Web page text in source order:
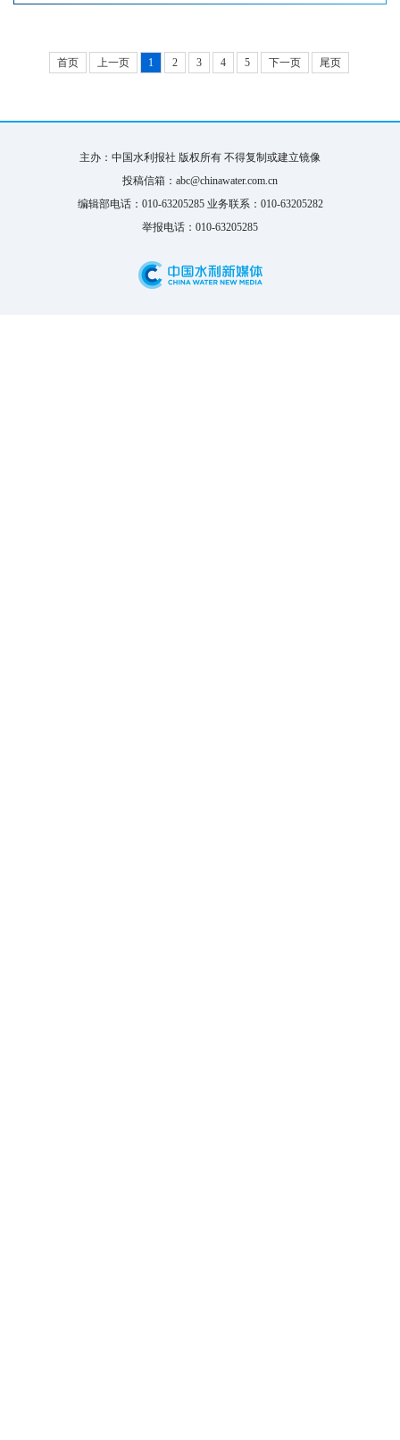
首页 上一页 1 2 3 4 5 下一页 尾页
主办：中国水利报社 版权所有 不得复制或建立镜像
投稿信箱：abc@chinawater.com.cn
编辑部电话：010-63205285 业务联系：010-63205282
举报电话：010-63205285